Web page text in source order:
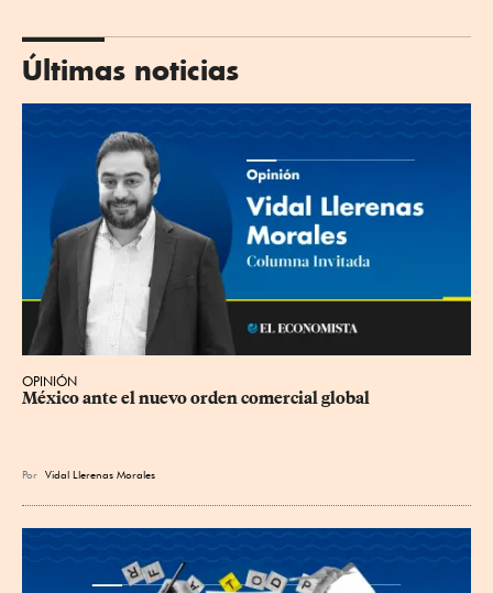
Últimas noticias
OPINIÓN
México ante el nuevo orden comercial global
Por Vidal Llerenas Morales